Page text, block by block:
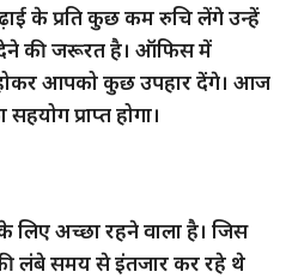
के प्रति कुछ कम रुचि लेंगे उन्हें
देने की जरूरत है। ऑफिस में
आपको कुछ उपहार देंगे। आज
प्राप्त होगा।
अच्छा रहने वाला है। जिस
लंबे समय से इंतजार कर रहे थे